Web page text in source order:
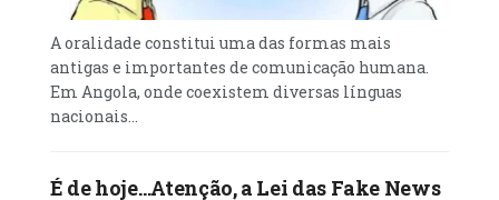
A oralidade constitui uma das formas mais
antigas e importantes de comunicação humana.
Em Angola, onde coexistem diversas línguas
nacionais...
É de hoje…Atenção, a Lei das Fake News